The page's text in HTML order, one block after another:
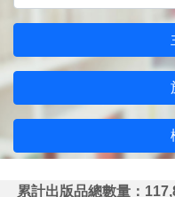
累計出版品總數量：